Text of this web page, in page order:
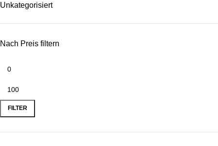
Unkategorisiert
Nach Preis filtern
FILTER